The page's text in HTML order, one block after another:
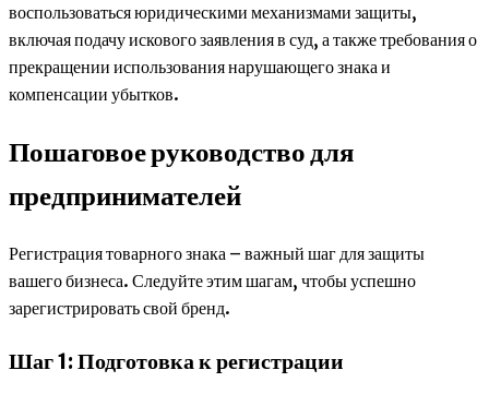
воспользоваться юридическими механизмами защиты,
включая подачу искового заявления в суд, а также требования о
прекращении использования нарушающего знака и
компенсации убытков.
Пошаговое руководство для
предпринимателей
Регистрация товарного знака – важный шаг для защиты
вашего бизнеса. Следуйте этим шагам, чтобы успешно
зарегистрировать свой бренд.
Шаг 1: Подготовка к регистрации